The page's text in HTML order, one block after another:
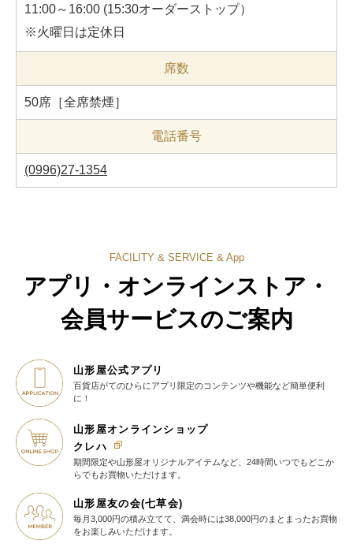
11:00～16:00 (15:30オーダーストップ）
※火曜日は定休日
席数
50席［全席禁煙］
電話番号
(0996)27-1354
FACILITY & SERVICE & App
アプリ・オンラインストア・
会員サービスのご案内
山形屋公式アプリ
百貨店がてのひらにアプリ限定のコンテンツや機能など簡単便利
に！
山形屋オンラインショップ
クレハ
期間限定や山形屋オリジナルアイテムなど、24時間いつでもどこか
らでもお買物いただけます。
山形屋友の会(七草会)
毎月3,000円の積み立てて、満会時には38,000円のまとまったお買物
をお楽しみいただけます。